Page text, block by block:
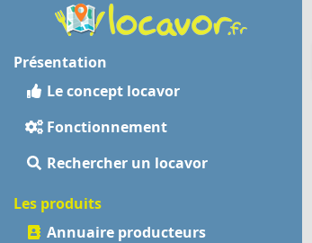
Présentation
Le concept locavor
Fonctionnement
Rechercher un locavor
Les produits
Annuaire producteurs